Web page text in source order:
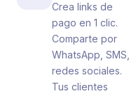
Crea links de
pago en 1 clic.
Comparte por
WhatsApp, SMS,
redes sociales.
Tus clientes